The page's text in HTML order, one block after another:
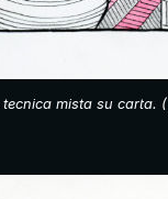
tecnica mista su carta.